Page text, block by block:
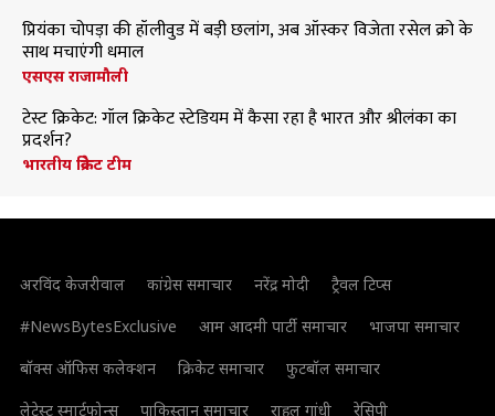
प्रियंका चोपड़ा की हॉलीवुड में बड़ी छलांग, अब ऑस्कर विजेता रसेल क्रो के
साथ मचाएंगी धमाल
एसएस राजामौली
टेस्ट क्रिकेट: गॉल क्रिकेट स्टेडियम में कैसा रहा है भारत और श्रीलंका का
प्रदर्शन?
भारतीय क्रिकेट टीम
अरविंद केजरीवाल कांग्रेस समाचार नरेंद्र मोदी
ट्रैवल टिप्स
#NewsBytesExclusive
आम आदमी पार्टी समाचार
भाजपा समाचार
बॉक्स ऑफिस कलेक्शन
क्रिकेट समाचार
फुटबॉल समाचार
लेटेस्ट स्मार्टफोन्स
पाकिस्तान समाचार राहुल गांधी
रेसिपी